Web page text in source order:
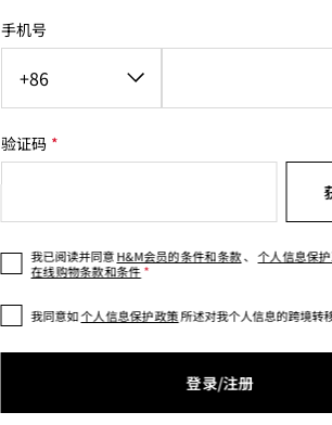
手机号
验证码
我已阅读并同意H&M会员的条件和条款、个人信息保
在线购物条款和条件*
我同意如个人信息保护政策所述对我个人信息的跨境转
登录/注册